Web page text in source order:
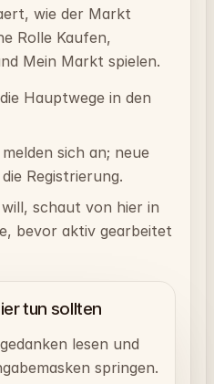
wie der Markt
Rolle Kaufen,
Mein Markt spielen.
Hauptwege in den
sich an; neue
Registrierung.
schaut von hier in
bevor aktiv gearbeitet
tun sollten
lesen und
springen.